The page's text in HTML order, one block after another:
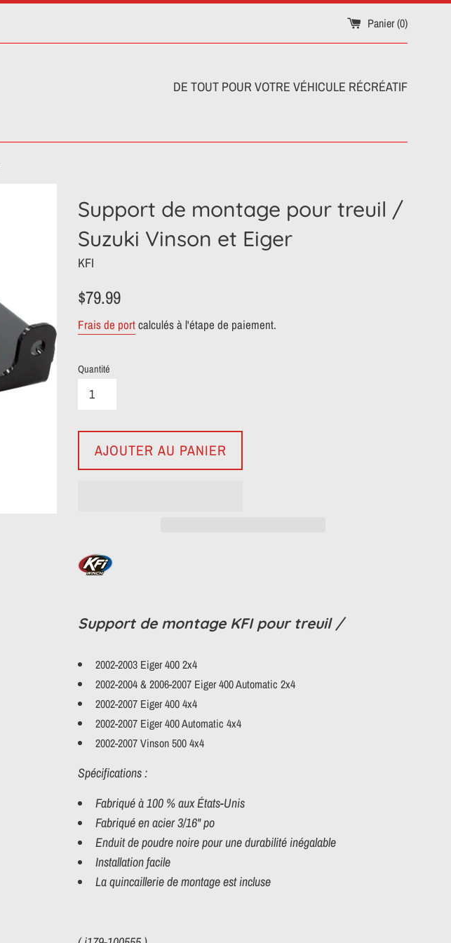
Panier (0)
DE TOUT POUR VOTRE VÉHICULE RÉCRÉATIF
Support de montage pour treuil /
Suzuki Vinson et Eiger
KFI
Prix
$79.99
Frais de portcalculés à l'étape de paiement.
Quantité
AJOUTER AU PANIER
Support de montage KFI pour treuil /
2002-2003 Eiger 400 2x4
2002-2004 & 2006-2007 Eiger 400 Automatic 2x4
2002-2007 Eiger 400 4x4
2002-2007 Eiger 400 Automatic 4x4
2002-2007 Vinson 500 4x4
Spécifications :
Fabriqué à 100 % aux États-Unis
Fabriqué en acier 3/16" po
Enduit de poudre noire pour une durabilité inégalable
Installation facile
La quincaillerie de montage est incluse